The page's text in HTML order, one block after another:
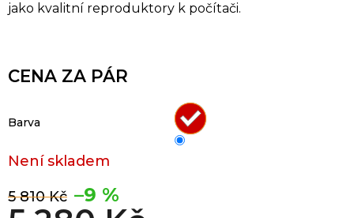
Není skladem
5 810 Kč –9 %
Barva
jako kvalitní reproduktory k počítači.
CENA ZA PÁR